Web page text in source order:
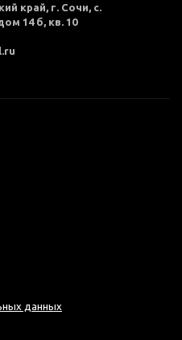
край, г. Сочи, с.
14 б, кв. 10
данных